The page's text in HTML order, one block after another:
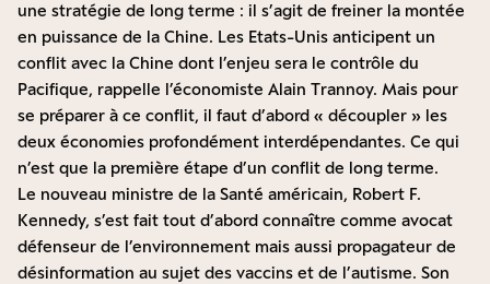
une stratégie de long terme : il s’agit de freiner la montée
en puissance de la Chine. Les Etats-Unis anticipent un
conflit avec la Chine dont l’enjeu sera le contrôle du
Pacifique, rappelle l’économiste Alain Trannoy. Mais pour
se préparer à ce conflit, il faut d’abord « découpler » les
deux économies profondément interdépendantes. Ce qui
n’est que la première étape d’un conflit de long terme.
Le nouveau ministre de la Santé américain, Robert F.
Kennedy, s’est fait tout d’abord connaître comme avocat
défenseur de l’environnement mais aussi propagateur de
désinformation au sujet des vaccins et de l’autisme. Son